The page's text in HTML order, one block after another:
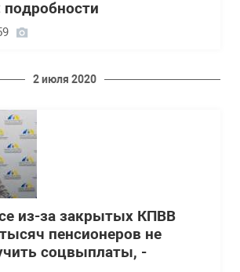
2 июля 2020
из-за закрытых КПВВ
пенсионеров не
соцвыплаты, -